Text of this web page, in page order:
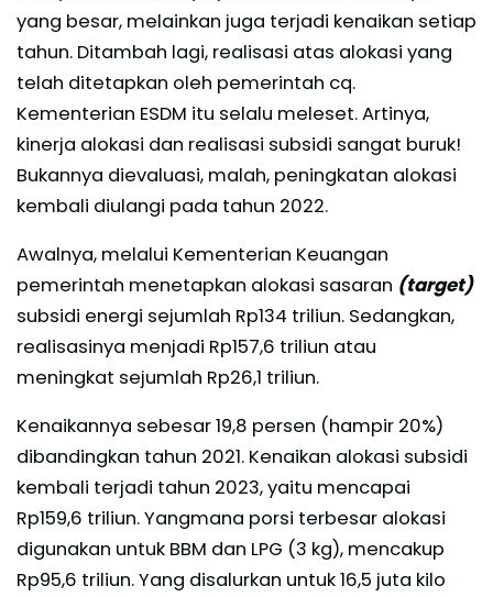
yang besar, melainkan juga terjadi kenaikan setiap
tahun. Ditambah lagi, realisasi atas alokasi yang
telah ditetapkan oleh pemerintah cq.
Kementerian ESDM itu selalu meleset. Artinya,
kinerja alokasi dan realisasi subsidi sangat buruk!
Bukannya dievaluasi, malah, peningkatan alokasi
kembali diulangi pada tahun 2022.
Awalnya, melalui Kementerian Keuangan
pemerintah menetapkan alokasi sasaran (target)
subsidi energi sejumlah Rp134 triliun. Sedangkan,
realisasinya menjadi Rp157,6 triliun atau
meningkat sejumlah Rp26,1 triliun.
Kenaikannya sebesar 19,8 persen (hampir 20%)
dibandingkan tahun 2021. Kenaikan alokasi subsidi
kembali terjadi tahun 2023, yaitu mencapai
Rp159,6 triliun. Yangmana porsi terbesar alokasi
digunakan untuk BBM dan LPG (3 kg), mencakup
Rp95,6 triliun. Yang disalurkan untuk 16,5 juta kilo